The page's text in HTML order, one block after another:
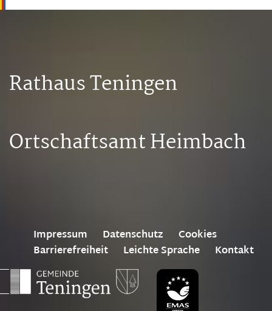
Rathaus Teningen
Ortschaftsamt Heimbach
Impressum Datenschutz
Cookies
Barrierefreiheit
Leichte Sprache Kontakt